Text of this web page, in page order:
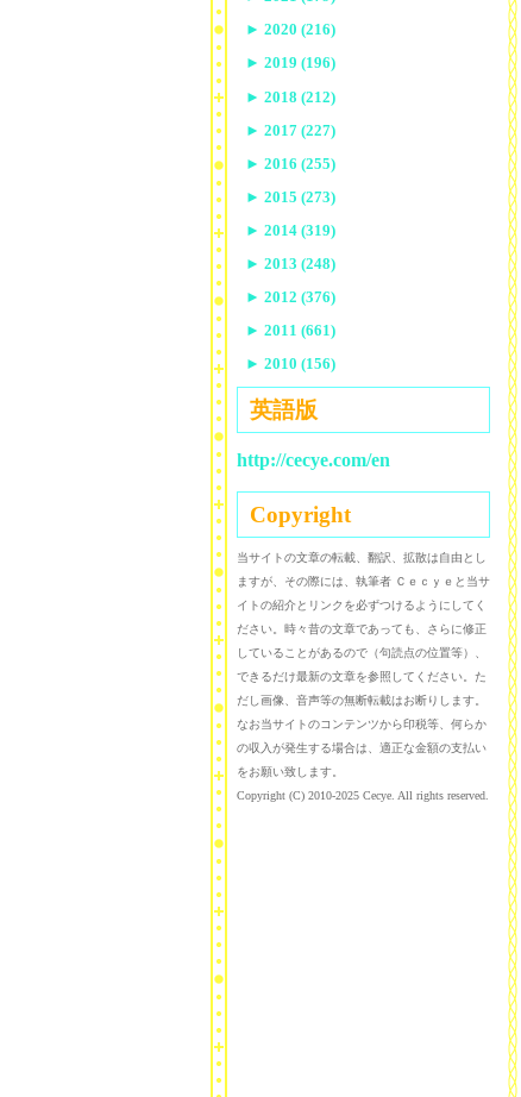
► 2020 (216)
► 2019 (196)
► 2018 (212)
► 2017 (227)
► 2016 (255)
► 2015 (273)
► 2014 (319)
► 2013 (248)
► 2012 (376)
► 2011 (661)
► 2010 (156)
英語版
http://cecye.com/en
Copyright
当サイトの文章の転載、翻訳、拡散は自由とし
ますが、その際には、執筆者 Ｃｅｃｙｅと当サ
イトの紹介とリンクを必ずつけるようにしてく
ださい。時々昔の文章であっても、さらに修正
していることがあるので（句読点の位置等）、
できるだけ最新の文章を参照してください。た
だし画像、音声等の無断転載はお断りします。
なお当サイトのコンテンツから印税等、何らか
の収入が発生する場合は、適正な金額の支払い
をお願い致します。
Copyright (C) 2010-2025 Cecye. All rights reserved.